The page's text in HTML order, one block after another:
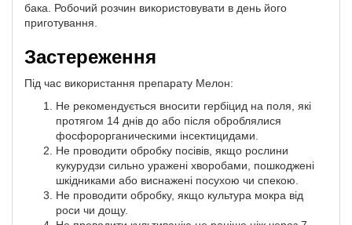
бака. Робочий розчин використовувати в день його
приготування.
Застереження
Під час використання препарату Мелон:
Не рекомендується вносити гербіцид на поля, які
протягом 14 днів до або після оброблялися
фосфорорганическими інсектицидами.
Не проводити обробку посівів, якщо рослини
кукурудзи сильно уражені хворобами, пошкоджені
шкідниками або виснажені посухою чи спекою.
Не проводити обробку, якщо культура мокра від
роси чи дощу.